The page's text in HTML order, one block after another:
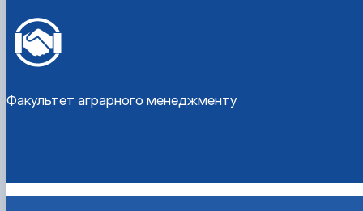
Факультет аграрного менеджменту